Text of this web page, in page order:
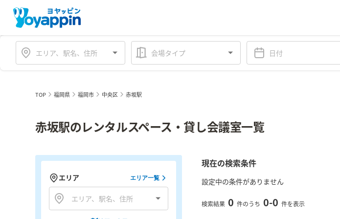
会場タイプ
TOP 福岡県 福岡市 中央区 赤坂駅
赤坂駅のレンタルスペース・貸し会議室一覧
現在の検索条件
設定中の条件がありません
検索結果 0 件のうち 0-0 件を表示
エリア エリア一覧